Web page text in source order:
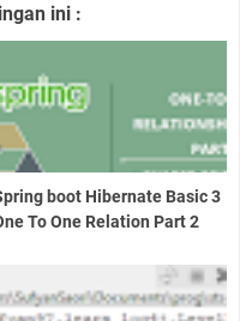
ini :
boot Hibernate Basic 3
To One Relation Part 2